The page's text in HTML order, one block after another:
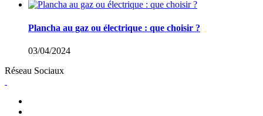
Plancha au gaz ou électrique : que choisir ?
03/04/2024
Réseau Sociaux